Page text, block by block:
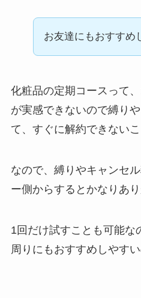
お友達にもおすすめ
化粧品の定期コースって
が実感できないので縛り
て、すぐに解約できない
なので、縛りやキャンセ
ー側からするとかなりあり
1回だけ試すことも可能な
周りにもおすすめしやす